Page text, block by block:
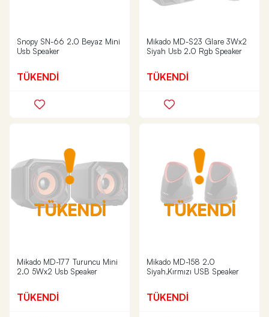
Snopy SN-66 2.0 Beyaz Mini
Usb Speaker
TÜKENDİ
Mikado MD-S23 Glare 3Wx2
Siyah Usb 2.0 Rgb Speaker
TÜKENDİ
TÜKENDİ
Mikado MD-177 Turuncu Mini
2.0 5Wx2 Usb Speaker
TÜKENDİ
TÜKENDİ
Mikado MD-158 2.0
Siyah,Kırmızı USB Speaker
TÜKENDİ